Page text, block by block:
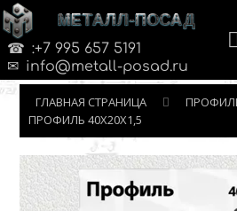
МЕТАЛЛ-ПОСАД
:+7 995 657 5191
info@metall-posad.ru
ГЛАВНАЯ СТРАНИЦА
ПРОФИЛЬ 40Х20Х1,5